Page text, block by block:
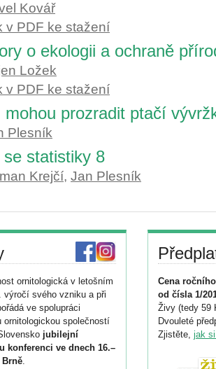
Kovář
v PDF ke stažení
o ekologii a ochraně
Ložek
v PDF ke stažení
mohou prozradit ptačí
Plesník
se statistiky 8
Krejčí, Jan Plesník
ornitologická v letošním
výročí svého vzniku a při
ve spolupráci
ornitologickou společností
jubilejní
konferenci ve dnech 16.–
Brně.
Cena
od čísla 1/
Živy (tedy 59
Dvouleté
Zjistěte, jak